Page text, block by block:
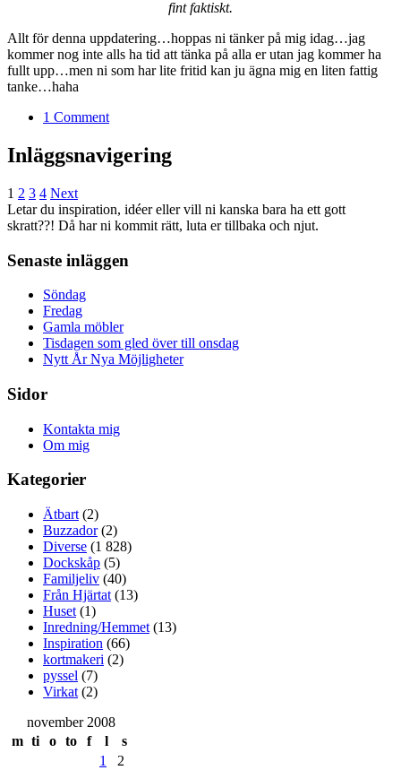
fint faktiskt.
Allt för denna uppdatering…hoppas ni tänker på mig idag…jag
kommer nog inte alls ha tid att tänka på alla er utan jag kommer ha
fullt upp…men ni som har lite fritid kan ju ägna mig en liten fattig
tanke…haha
1 Comment
Inläggsnavigering
1 2 3 4 Next
Letar du inspiration, idéer eller vill ni kanska bara ha ett gott
skratt??! Då har ni kommit rätt, luta er tillbaka och njut.
Senaste inläggen
Söndag
Fredag
Gamla möbler
Tisdagen som gled över till onsdag
Nytt År Nya Möjligheter
Sidor
Kontakta mig
Om mig
Kategorier
Ätbart (2)
Buzzador(2)
Diverse (1 828)
Dockskåp (5)
Familjeliv (40)
Från Hjärtat (13)
Huset (1)
Inredning/Hemmet (13)
Inspiration (66)
kortmakeri (2)
pyssel (7)
Virkat (2)
november 2008
m ti o to f l s
1
2